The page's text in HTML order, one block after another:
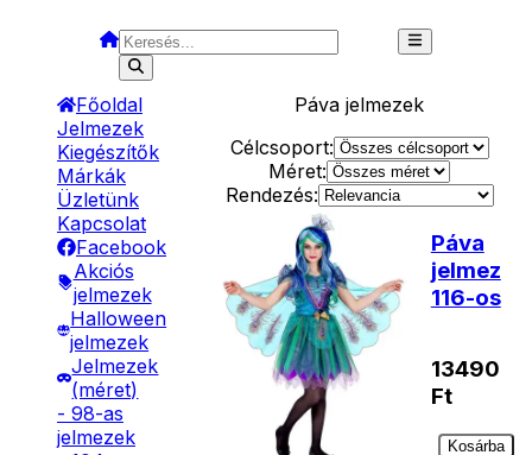
Főoldal
Jelmezek
Kiegészítők
Márkák
Üzletünk
Kapcsolat
Facebook
Akciós
jelmezek
Halloween
jelmezek
Jelmezek
(méret)
- 98-as
jelmezek
Páva jelmezek
Célcsoport:
Méret:
Rendezés:
Páva
jelmez
116-os
13490
Ft
Kosárba